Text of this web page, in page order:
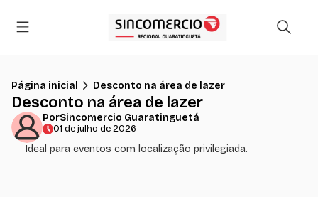
Página inicial Desconto na área de lazer
Desconto na área de lazer
PorSincomercio Guaratinguetá
01 de julho de 2026
Ideal para eventos com localização privilegiada.